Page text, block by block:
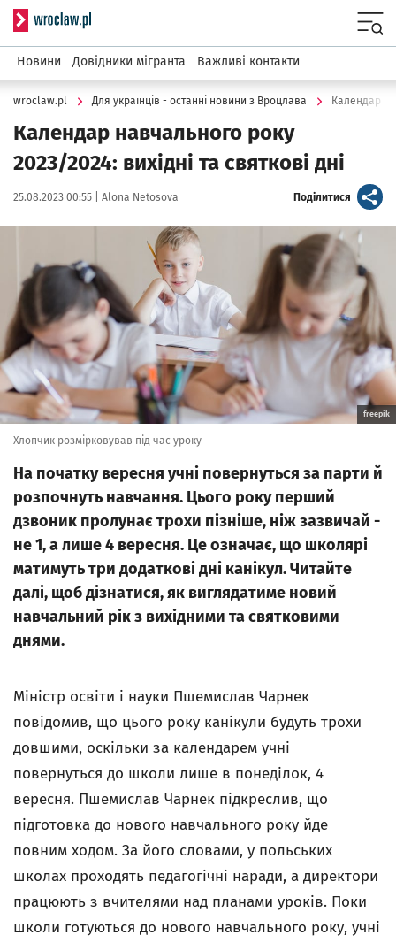
Serwis informacyjny wroclaw.pl
Новини Довідники мігранта Важливі контакти
wroclaw.pl Для українців - останні новини з Вроцлава Календар
Календар навчального року
2023/2024: вихідні та святкові дні
Data publikacji:
25.08.2023 00:55 | Autor:
Alona Netosova Поділитися artykuł
freepik
Хлопчик розмірковував під час уроку
На початку вересня учні повернуться за парти й
розпочнуть навчання. Цього року перший
дзвоник пролунає трохи пізніше, ніж зазвичай -
не 1, а лише 4 вересня. Це означає, що школярі
матимуть три додаткові дні канікул. Читайте
далі, щоб дізнатися, як виглядатиме новий
навчальний рік з вихідними та святковими
днями.
Міністр освіти і науки Пшемислав Чарнек
повідомив, що цього року канікули будуть трохи
довшими, оскільки за календарем учні
повернуться до школи лише в понеділок, 4
вересня. Пшемислав Чарнек підкреслив, що
підготовка до нового навчального року йде
повним ходом. За його словами, у польських
школах проходять педагогічні наради, а директори
працюють з вчителями над планами уроків. Поки
школи готуються до нового навчального року, учні